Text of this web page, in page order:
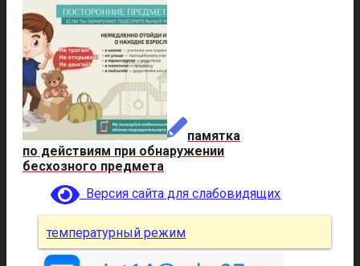
памятка
по действиям при обнаружении
бесхозного предмета
Версия сайта для слабовидящих
температурный режим